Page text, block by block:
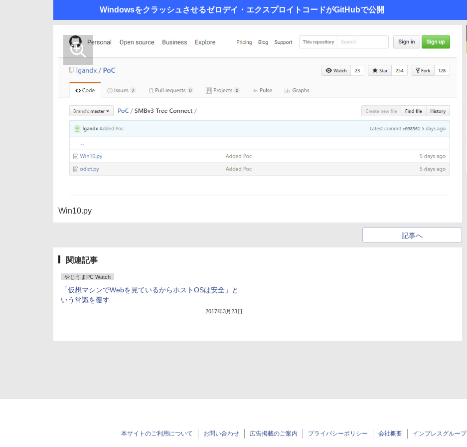
Windowsをクラッシュさせるゼロデイ・エクスプロイトコードがGitHubで公開
Win10.py
記事へ
関連記事
やじうまPC Watch
「仮想マシンでWebを見ているからホストOSは安全」と
いう常識を覆す
2017年3月23日
本サイトのご利用について お問い合わせ 広告掲載のご案内 プライバシーポリシー 会社概要 インプレスグループ